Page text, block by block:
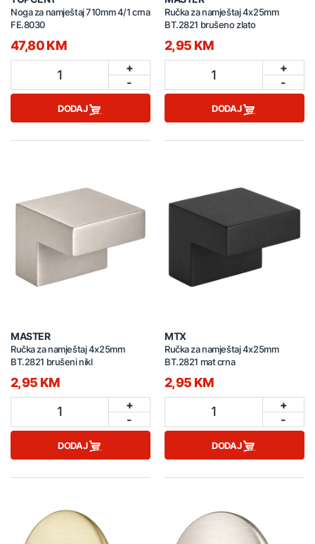
Noga za namještaj 710mm 4/1 crna
FE.8030
47,80 KM
1
+
-
DODAJ
Ručka za namještaj 4x25mm
BT.2821 brušeno zlato
2,95 KM
1
+
-
DODAJ
MASTER
Ručka za namještaj 4x25mm
BT.2821 brušeni nikl
2,95 KM
1
+
-
DODAJ
MTX
Ručka za namještaj 4x25mm
BT.2821 mat crna
2,95 KM
1
+
-
DODAJ